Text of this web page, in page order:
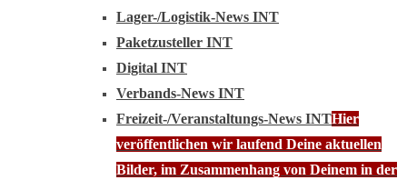
Lager-/Logistik-News INT
Paketzusteller INT
Digital INT
Verbands-News INT
Freizeit-/Veranstaltungs-News INTHier
veröffentlichen wir laufend Deine aktuellen
Bilder, im Zusammenhang von Deinem in der